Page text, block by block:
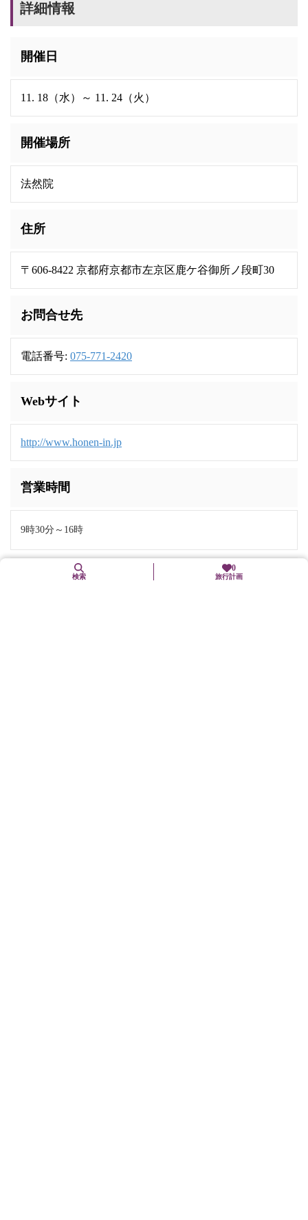
詳細情報
開催日
11. 18（水）～ 11. 24（火）
開催場所
法然院
住所
〒606-8422 京都府京都市左京区鹿ケ谷御所ノ段町30
お問合せ先
電話番号: 075-771-2420
Webサイト
http://www.honen-in.jp
営業時間
9時30分～16時
0
旅行計画
検索